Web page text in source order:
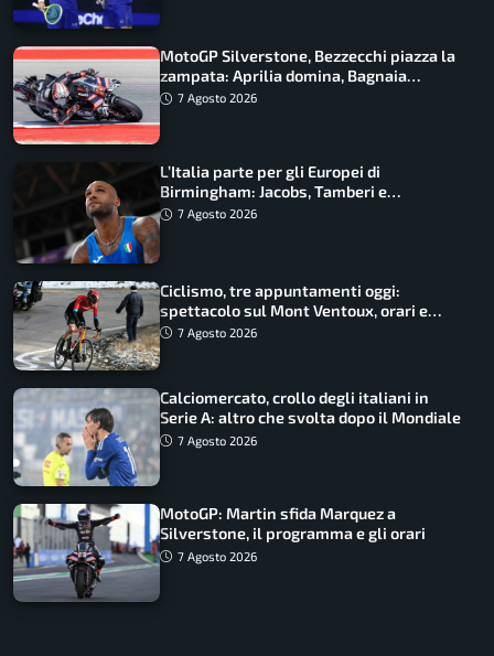
MotoGP Silverstone, Bezzecchi piazza la
zampata: Aprilia domina, Bagnaia
costretto al Q1
7 Agosto 2026
L’Italia parte per gli Europei di
Birmingham: Jacobs, Tamberi e
Battocletti guidano una spedizione
7 Agosto 2026
Ciclismo, tre appuntamenti oggi:
spettacolo sul Mont Ventoux, orari e
come vederli
7 Agosto 2026
Calciomercato, crollo degli italiani in
Serie A: altro che svolta dopo il Mondiale
7 Agosto 2026
MotoGP: Martin sfida Marquez a
Silverstone, il programma e gli orari
7 Agosto 2026